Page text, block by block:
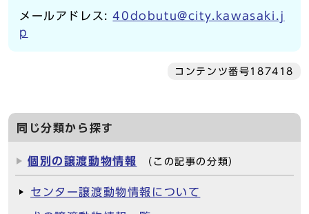
メールアドレス:40dobutu@city.kawasaki.j
p
コンテンツ番号187418
同じ分類から探す
個別の譲渡動物情報 （この記事の分類）
センター譲渡動物情報について